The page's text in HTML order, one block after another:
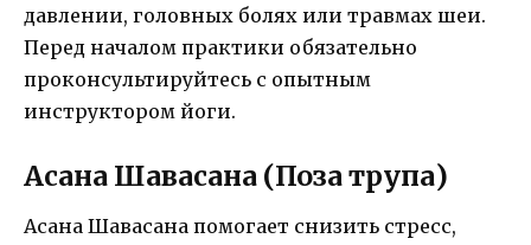
давлении, головных болях или травмах шеи.
Перед началом практики обязательно
проконсультируйтесь с опытным
инструктором йоги.
Асана Шавасана (Поза трупа)
Асана Шавасана помогает снизить стресс,